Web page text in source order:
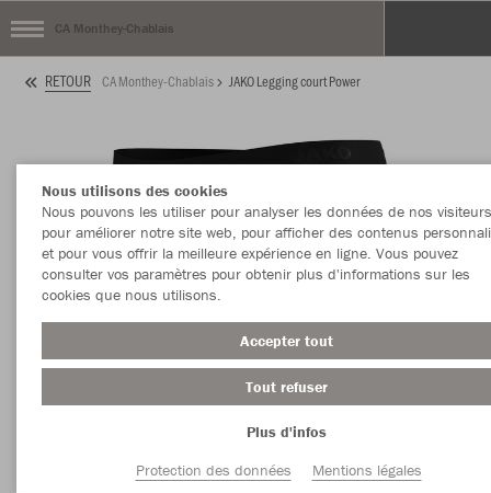
CA Monthey-Chablais
RETOUR CA Monthey-Chablais JAKO Legging court Power
Nous utilisons des cookies
Nous pouvons les utiliser pour analyser les données de nos
pour améliorer notre site web, pour afficher des contenus
et pour vous offrir la meilleure expérience en ligne. Vous pouvez
consulter vos paramètres pour obtenir plus d'informations sur les
cookies que nous utilisons.
Accepter tout
Tout refuser
Plus d'infos
Protection des données
Mentions légales